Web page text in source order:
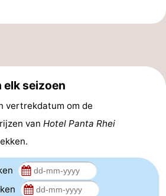
elk seizoen
vertrekdatum om de
van Hotel Panta Rhei